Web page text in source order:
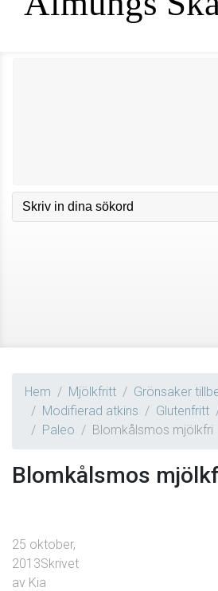
Hem Mjölkfritt
Grönsaker
Modifierad atkins
Glutenfritt
Paleo
Blomkålsmos mjölkfri
Blomkålsmos
25 oktober,
2013Skrivet
av Kia